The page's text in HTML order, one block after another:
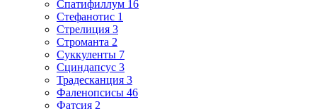
Спатифиллум 16
Стефанотис 1
Стрелиция 3
Строманта 2
Суккуленты 7
Сциндапсус 3
Традесканция 3
Фаленопсисы 46
Фатсия 2